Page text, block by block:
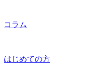
コラム
はじめての方